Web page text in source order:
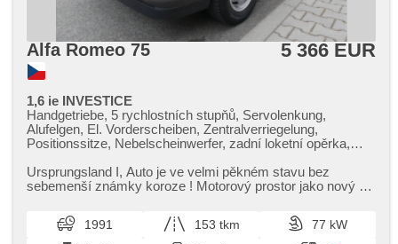
Alfa Romeo 75 5 366 EUR
1,6 ie INVESTICE
Handgetriebe, 5 rychlostních stupňů, Servolenkung,
Alufelgen, El. Vorderscheiben, Zentralverriegelung,
Positionssitze, Nebelscheinwerfer, zadní loketní opěrka,
Ausziehbare Kopflehnen
Ursprungsland I,​ Auto je ve velmi pěkném stavu bez
sebemenší známky koroze ! Motorový prostor jako nový a
1991 153 tkm
77 kW